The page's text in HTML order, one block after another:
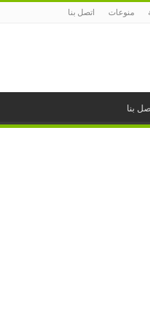
منوعات اتصل بنا
بنا